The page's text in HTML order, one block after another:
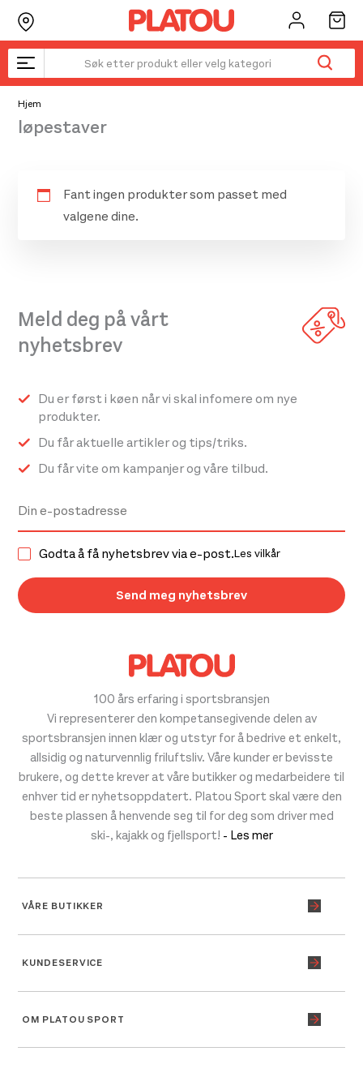
Hopp
rett
til
innholdet
Hjem
løpestaver
Fant ingen produkter som passet med
valgene dine.
100 års erfaring i sportsbransjen
Vi representerer den kompetansegivende delen av
sportsbransjen innen klær og utstyr for å bedrive et enkelt,
allsidig og naturvennlig friluftsliv. Våre kunder er bevisste
brukere, og dette krever at våre butikker og medarbeidere til
enhver tid er nyhetsoppdatert. Platou Sport skal være den
beste plassen å henvende seg til for deg som driver med
ski-, kajakk og fjellsport! - Les mer
VÅRE BUTIKKER
KUNDESERVICE
OM PLATOU SPORT
Meld deg på vårt
nyhetsbrev
Du er først i køen når vi skal infomere om nye
produkter.
Du får aktuelle artikler og tips/triks.
Du får vite om kampanjer og våre tilbud.
Godta å få nyhetsbrev via e-post.Les vilkår